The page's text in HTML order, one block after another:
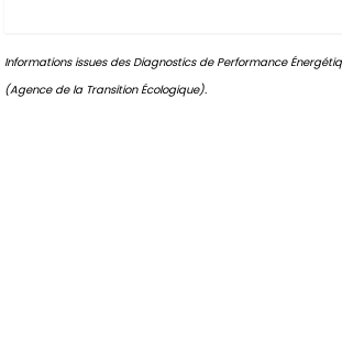
Informations issues des Diagnostics de Performance
(Agence de la Transition Écologique).